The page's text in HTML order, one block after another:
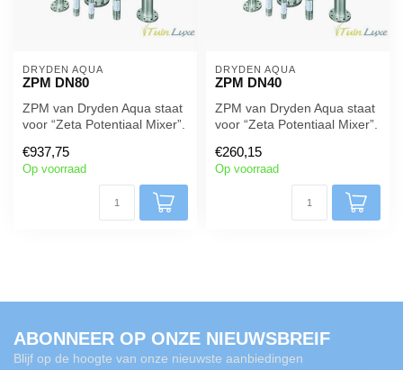
DRYDEN AQUA
ZPM DN80
ZPM van Dryden Aqua staat
voor “Zeta Potentiaal Mixer”.
€937,75
Op voorraad
DRYDEN AQUA
ZPM DN40
ZPM van Dryden Aqua staat
voor “Zeta Potentiaal Mixer”.
€260,15
Op voorraad
ABONNEER OP ONZE NIEUWSBREIF
Blijf op de hoogte van onze nieuwste aanbiedingen